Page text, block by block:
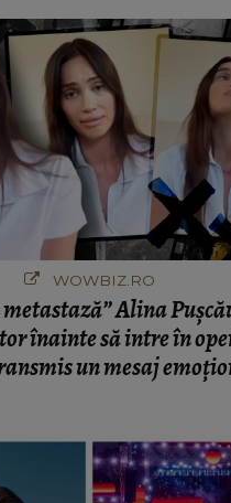
WOWBIZ.RO
Alina
înainte să intre în
un mesaj